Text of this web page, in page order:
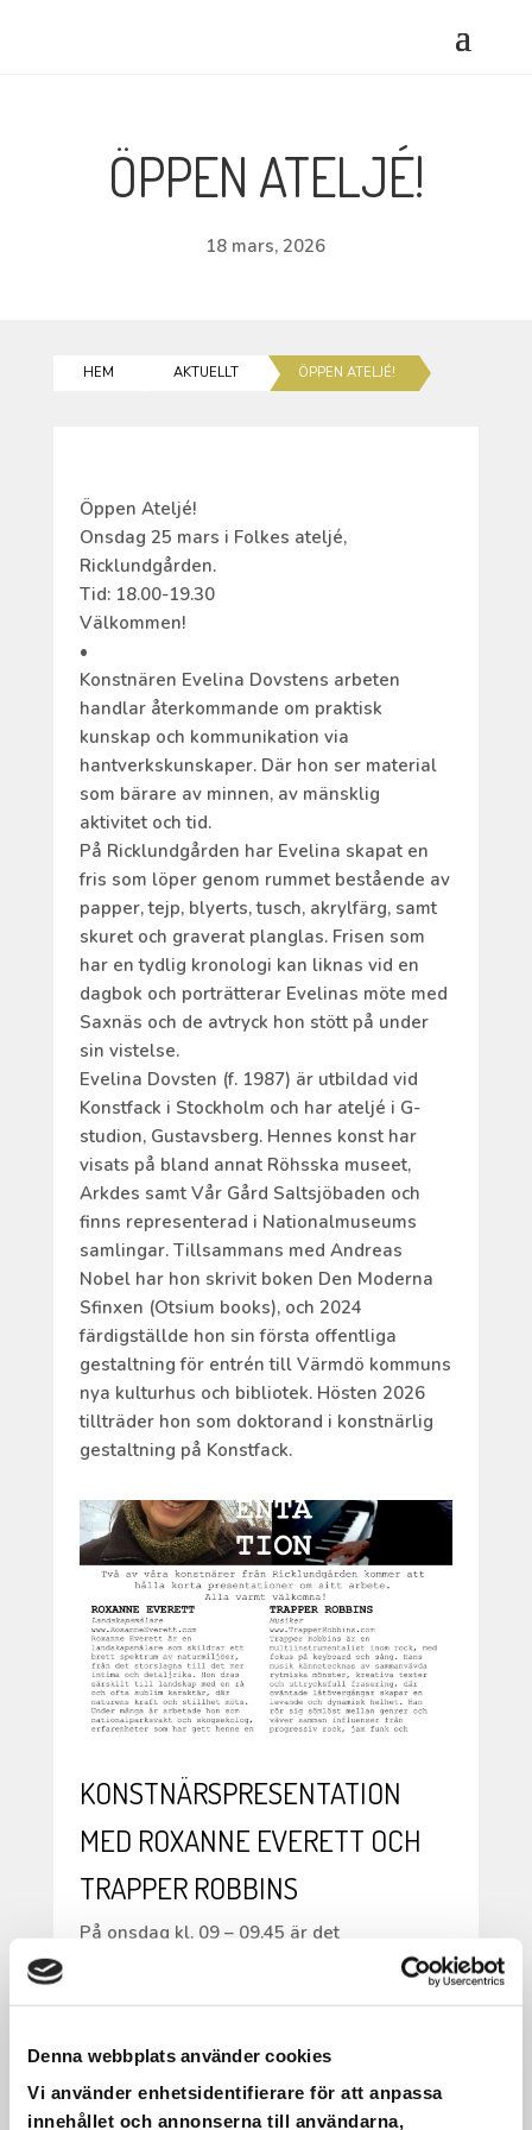
Denna webbplats använder cookies
Vi använder enhetsidentifierare för att anpassa
innehållet och annonserna till användarna,
ÖPPEN ATELJÉ!
18 mars, 2026
HEM AKTUELLT ÖPPEN ATELJÉ!
Öppen Ateljé!
Onsdag 25 mars i Folkes ateljé,
Ricklundgården.
Tid: 18.00-19.30
Välkommen!
•
Konstnären Evelina Dovstens arbeten
handlar återkommande om praktisk
kunskap och kommunikation via
hantverkskunskaper. Där hon ser material
som bärare av minnen, av mänsklig
aktivitet och tid.
På Ricklundgården har Evelina skapat en
fris som löper genom rummet bestående av
papper, tejp, blyerts, tusch, akrylfärg, samt
skuret och graverat planglas. Frisen som
har en tydlig kronologi kan liknas vid en
dagbok och porträtterar Evelinas möte med
Saxnäs och de avtryck hon stött på under
sin vistelse.
Evelina Dovsten (f. 1987) är utbildad vid
Konstfack i Stockholm och har ateljé i G-
studion, Gustavsberg. Hennes konst har
visats på bland annat Röhsska museet,
Arkdes samt Vår Gård Saltsjöbaden och
finns representerad i Nationalmuseums
samlingar. Tillsammans med Andreas
Nobel har hon skrivit boken Den Moderna
Sfinxen (Otsium books), och 2024
färdigställde hon sin första offentliga
gestaltning för entrén till Värmdö kommuns
nya kulturhus och bibliotek. Hösten 2026
tillträder hon som doktorand i konstnärlig
gestaltning på Konstfack.
KONSTNÄRSPRESENTATION
MED ROXANNE EVERETT OCH
TRAPPER ROBBINS
På onsdag kl. 09 – 09.45 är det
Bägge två kommer från USA så
engelska.